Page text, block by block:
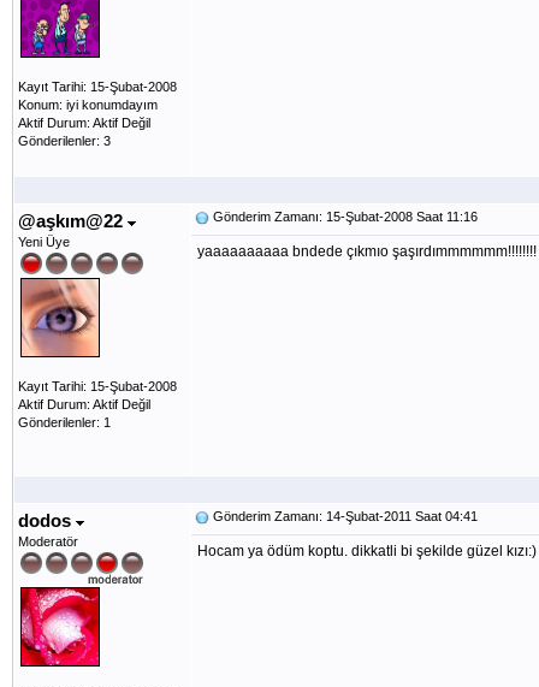
Kayıt Tarihi: 15-Şubat-2008
Konum: iyi konumdayım
Aktif Durum: Aktif Değil
Gönderilenler: 3
@aşkım@22
Yeni Üye
Kayıt Tarihi: 15-Şubat-2008
Aktif Durum: Aktif Değil
Gönderilenler: 1
Gönderim Zamanı: 15-Şubat-2008 Saat 11:16
yaaaaaaaaaa bndede çıkmıo şaşırdımmmmmm!!!!!!!!
dodos
Moderatör
Gönderim Zamanı: 14-Şubat-2011 Saat 04:41
Hocam ya ödüm koptu. dikkatli bi şekilde güzel